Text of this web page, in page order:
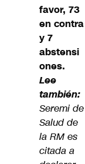
favor, 73
en contra
y 7
abstensi
ones.
Lee
también:
Seremi de
Salud de
la RM es
citada a